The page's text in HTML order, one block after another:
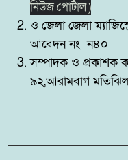
নিউজ পোর্টাল )
ও জেলা জেলা
আবেদন নং ন৪০
সম্পাদক ও প্রকাশক
৯২,আরামবাগ মতিঝিল